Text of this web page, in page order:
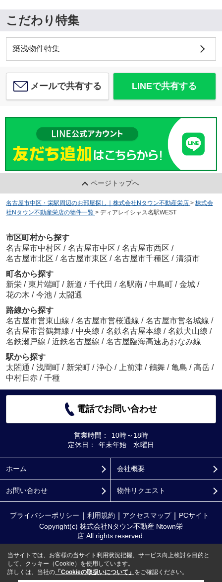
こだわり特集
築浅物件特集
メールで共有する LINEで共有する
ページトップへ
名古屋市中区・栄駅周辺のお部屋探し｜株式会社Nタウン不動産栄店 > 株式会
社Nタウン不動産栄店の物件一覧 > ディアレイシャス名駅WEST
市区町村から探す
名古屋市中村区 / 名古屋市中区 / 名古屋市西区 /
名古屋市北区 / 名古屋市東区 / 名古屋市千種区 / 清須市
町名から探す
新栄 / 東片端町 / 新道 / 千代田 / 名駅南 / 中島町 / 金城 /
花の木 / 今池 / 太閤通
路線から探す
名古屋市営東山線 / 名古屋市営桜通線 / 名古屋市営名城線 /
名古屋市営鶴舞線 / 中央線 / 名鉄名古屋本線 / 名鉄犬山線 /
名鉄瀬戸線 / 近鉄名古屋線 / 名古屋臨海高速あおなみ線
駅から探す
太閤通 / 浅間町 / 新栄町 / 浄心 / 上前津 / 鶴舞 / 亀島 / 高岳 /
中村日赤 / 千種
電話でお問い合わせ
営業時間：
10時～18時
定休日：
年末年始 水曜日
ホーム 会社概要
お問い合わせ 物件リクエスト
プライバシーポリシー 利用規約 アクセスマップ
PCサイト
Copyright(c) 株式会社Nタウン不動産 Ntown栄
店 All rights reserved.
当サイトでは、お客様の当サイト利用状況把握、サービス向上検討を目的と
して、クッキー（Cookie）を使用しています。
詳しくは、当社の 「Cookieの取扱いについて」 をご確認ください。